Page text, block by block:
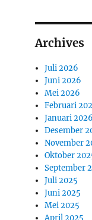
Archives
Juli 2026
Juni 2026
Mei 2026
Februari
Januari 2026
Desember
November
Oktober
September
Juli 2025
Juni 2025
Mei 2025
April 2025